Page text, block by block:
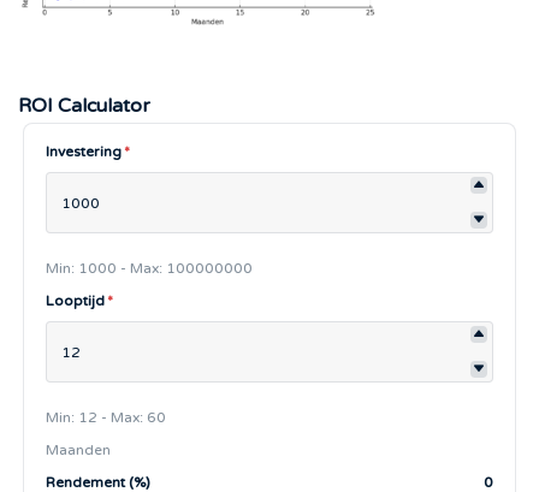
ROI Calculator
Investering *
Min: 1000 - Max: 100000000
Looptijd *
Min: 12 - Max: 60
Maanden
Rendement (%)
0